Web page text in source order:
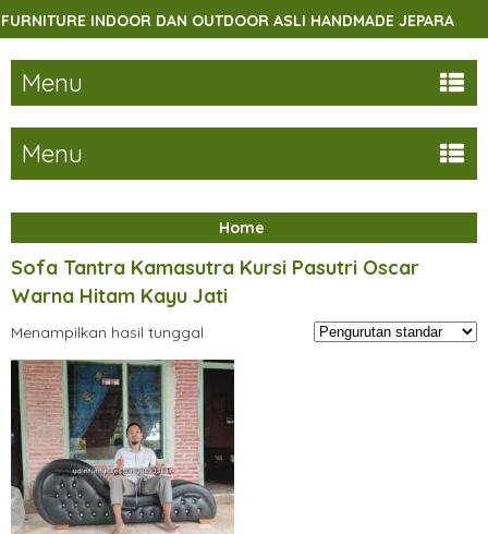
INDOOR DAN OUTDOOR ASLI HANDMADE JEPARA
Menu
Menu
Home
Sofa Tantra Kamasutra Kursi Pasutri Oscar
Warna Hitam Kayu Jati
Menampilkan hasil tunggal